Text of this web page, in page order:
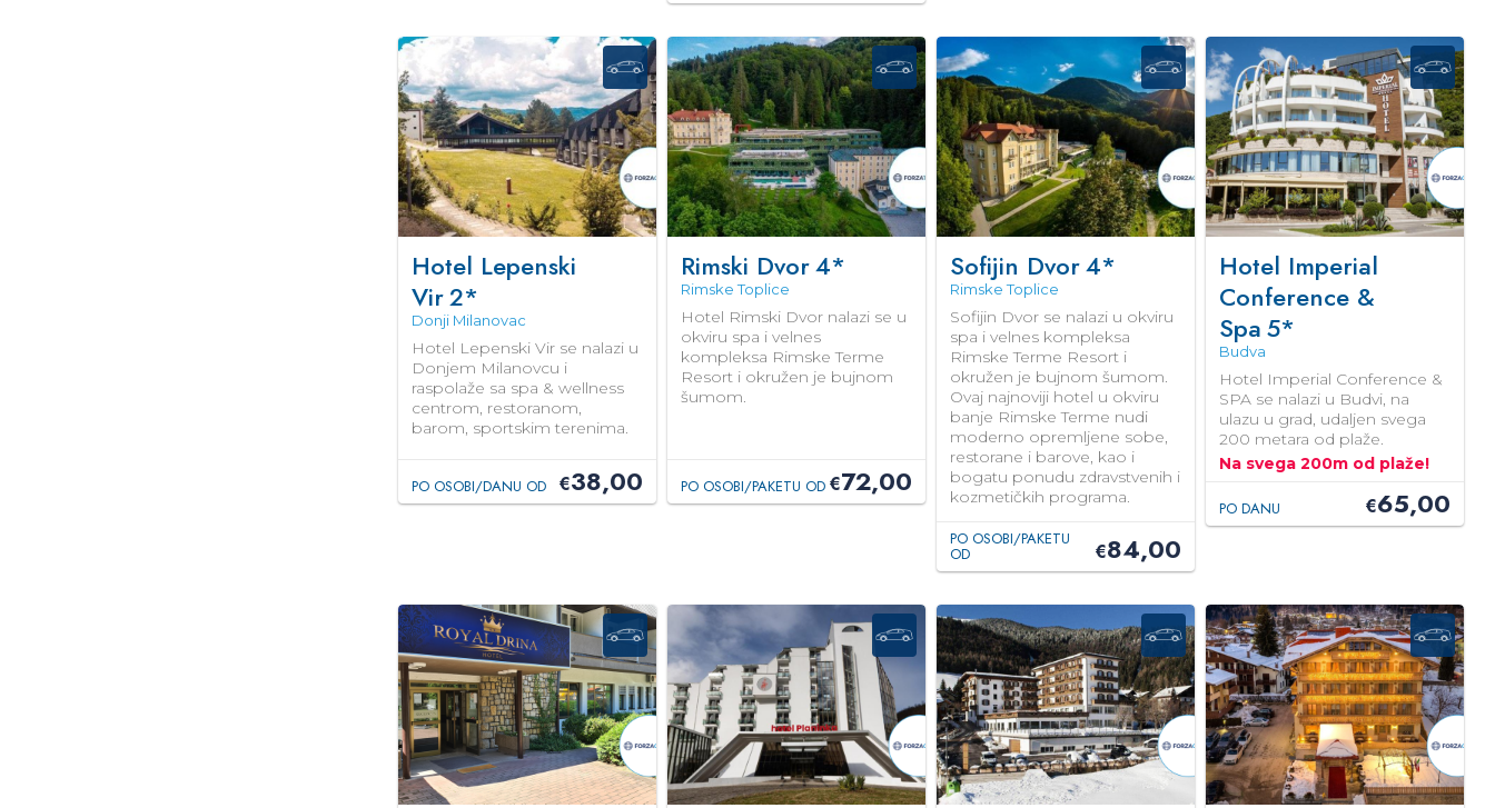
Hotel Lepenski
Vir2*
Donji Milanovac
Hotel Lepenski Vir se nalazi u
Donjem Milanovcu i
raspolaže sa spa & wellness
centrom, restoranom,
barom, sportskim terenima.
PO OSOBI/DANU OD €38,00
Rimski Dvor4*
Rimske Toplice
Hotel Rimski Dvor nalazi se u
okviru spa i velnes
kompleksa Rimske Terme
Resort i okružen je bujnom
šumom.
PO OSOBI/PAKETU OD €72,00
Sofijin Dvor4*
Rimske Toplice
Sofijin Dvor se nalazi u okviru
spa i velnes kompleksa
Rimske Terme Resort i
okružen je bujnom šumom.
Ovaj najnoviji hotel u okviru
banje Rimske Terme nudi
moderno opremljene sobe,
restorane i barove, kao i
bogatu ponudu zdravstvenih i
kozmetičkih programa.
PO OSOBI/PAKETU
OD €84,00
Hotel Imperial
Conference &
Spa5*
Budva
Hotel Imperial Conference &
SPA se nalazi u Budvi, na
ulazu u grad, udaljen svega
200 metara od plaže.
Na svega 200m od plaže!
PO DANU €65,00